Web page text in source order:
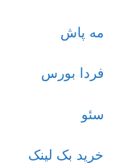
مه پاش
فردا بورس
سئو
خرید بک لینک